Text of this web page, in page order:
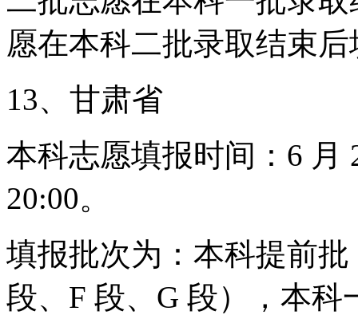
愿在本科二批录取结束
13、甘肃省
本科志愿填报时间：6 月
20:00。
填报批次为：本科提前
段、F 段、G 段），本